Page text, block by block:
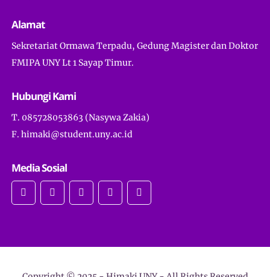
Alamat
Sekretariat Ormawa Terpadu, Gedung Magister dan Doktor
FMIPA UNY Lt 1 Sayap Timur.
Hubungi Kami
T. 085728053863 (Nasywa Zakia)
F. himaki@student.uny.ac.id
Media Sosial